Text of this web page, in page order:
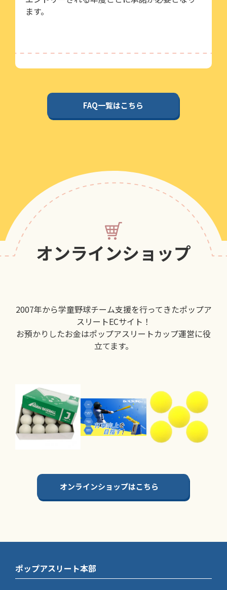
ます。
FAQ一覧はこちら
オンラインショップ
2007年から学童野球チーム支援を行ってきたポップア
スリートECサイト！
お預かりしたお金はポップアスリートカップ運営に役
立てます。
オンラインショップはこちら
ポップアスリート本部